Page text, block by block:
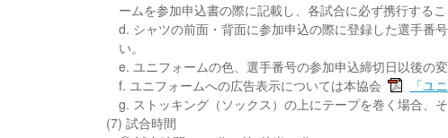
ームを参加申込書の際に記載し、各試合に必ず携行する
d. シャツの前面・背面に参加申込の際に登録した選手番
い。
e. ユニフォームの色、選手番号の参加申込締切日以後の変
f. ユニフォームへの広告表示については本協会
「ユ
g. ストッキング（ソックス）の上にテープを巻く場合、
(7) 試合時間